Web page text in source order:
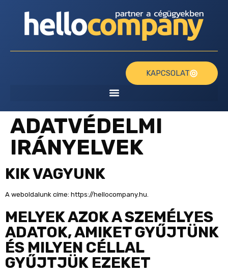
KAPCSOLAT
ADATVÉDELMI
IRÁNYELVEK
KIK VAGYUNK
A weboldalunk címe: https://hellocompany.hu.
MELYEK AZOK A SZEMÉLYES
ADATOK, AMIKET GYŰJTÜNK
ÉS MILYEN CÉLLAL
GYŰJTJÜK EZEKET